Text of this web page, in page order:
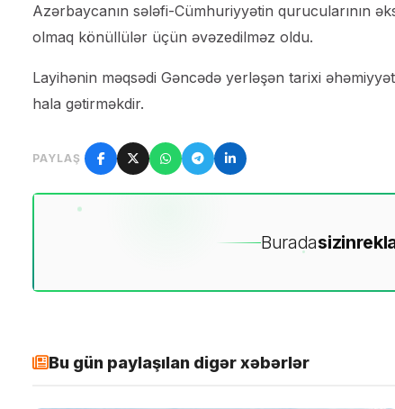
Azərbaycanın sələfi-Cümhuriyyətin qurucularının
olmaq könüllülər üçün əvəzedilməz oldu.
Layihənin məqsədi Gəncədə yerləşən tarixi
hala gətirməkdir.
PAYLAŞ
Buradasizin
Bu gün paylaşılan digər xəbərlər